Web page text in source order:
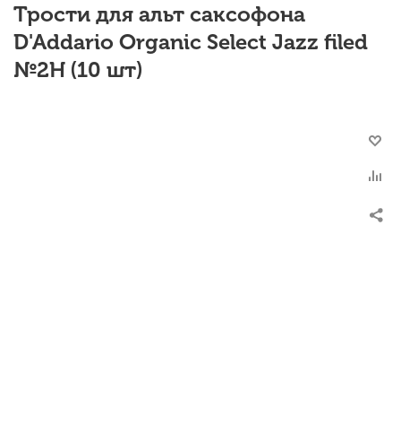
Трости для альт саксофона
D'Addario Organic Select Jazz filed
№2H (10 шт)